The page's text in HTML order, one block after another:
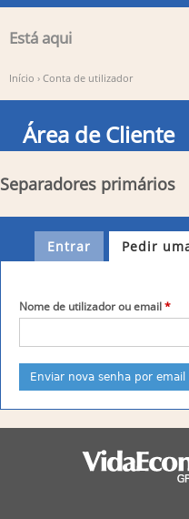
Está aqui
Início › Conta de utilizador
Área de Cliente
Separadores primários
Entrar Pedir
Nome de utilizador ou email*